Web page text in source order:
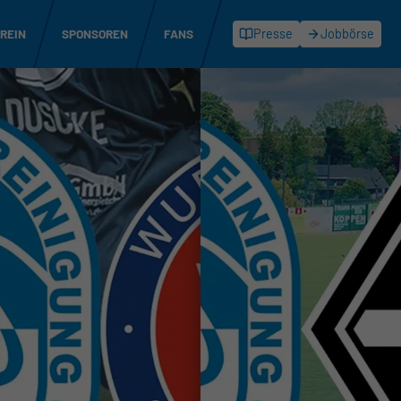
SPONSOREN FANS Presse Jobbörse